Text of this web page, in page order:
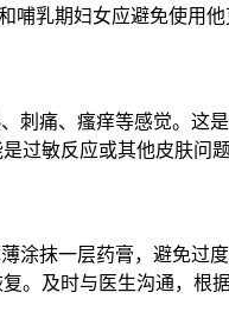
哺乳期妇女应避免使用他
痛、瘙痒等感觉。这
过敏反应或其他皮肤问
抹一层药膏，避免过
。及时与医生沟通，根